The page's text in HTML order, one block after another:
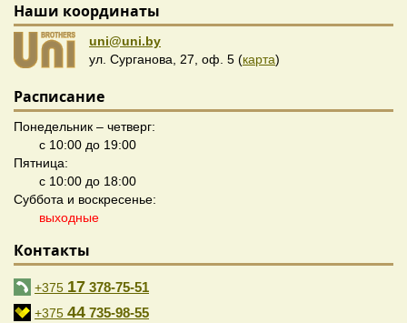
Наши координаты
uni@uni.by
ул. Сурганова, 27, оф. 5 (карта)
Расписание
Понедельник – четверг:
с 10:00 до 19:00
Пятница:
с 10:00 до 18:00
Суббота и воскресенье:
выходные
Контакты
+375 17 378-75-51
+375 44 735-98-55